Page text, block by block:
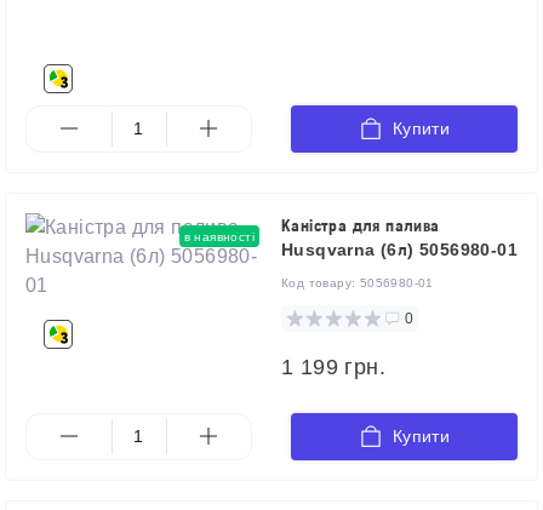
Купити
в наявності
Каністра для палива
Husqvarna (6л) 5056980-01
Код товару: 5056980-01
0
1 199 грн.
Купити